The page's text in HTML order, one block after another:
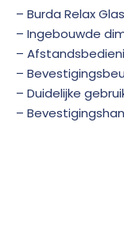
– Burda Relax
– Ingebouwde
–
–
– Duidelijke
–